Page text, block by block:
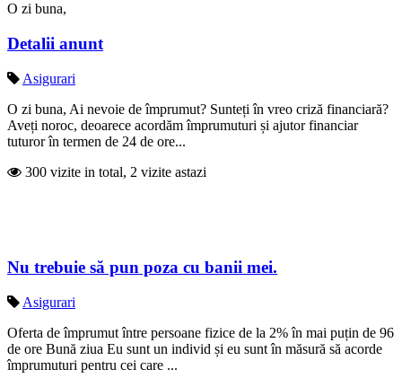
O zi buna,
Detalii anunt
Asigurari
O zi buna, Ai nevoie de împrumut? Sunteți în vreo criză financiară?
Aveți noroc, deoarece acordăm împrumuturi și ajutor financiar
tuturor în termen de 24 de ore...
300 vizite in total, 2 vizite astazi
Nu trebuie să pun poza cu banii mei.
Asigurari
Oferta de împrumut între persoane fizice de la 2% în mai puțin de 96
de ore Bună ziua Eu sunt un individ și eu sunt în măsură să acorde
împrumuturi pentru cei care ...